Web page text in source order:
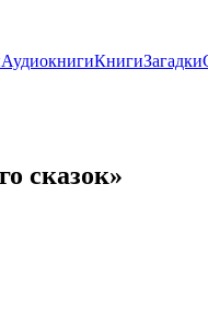
АудиокнигиКнигиЗагадки
сказок»